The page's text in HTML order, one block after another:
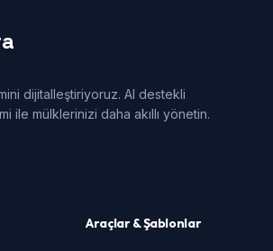
dijitalleştiriyoruz. AI destekli
ile mülklerinizi daha akıllı yönetin.
Araçlar & Şablonlar